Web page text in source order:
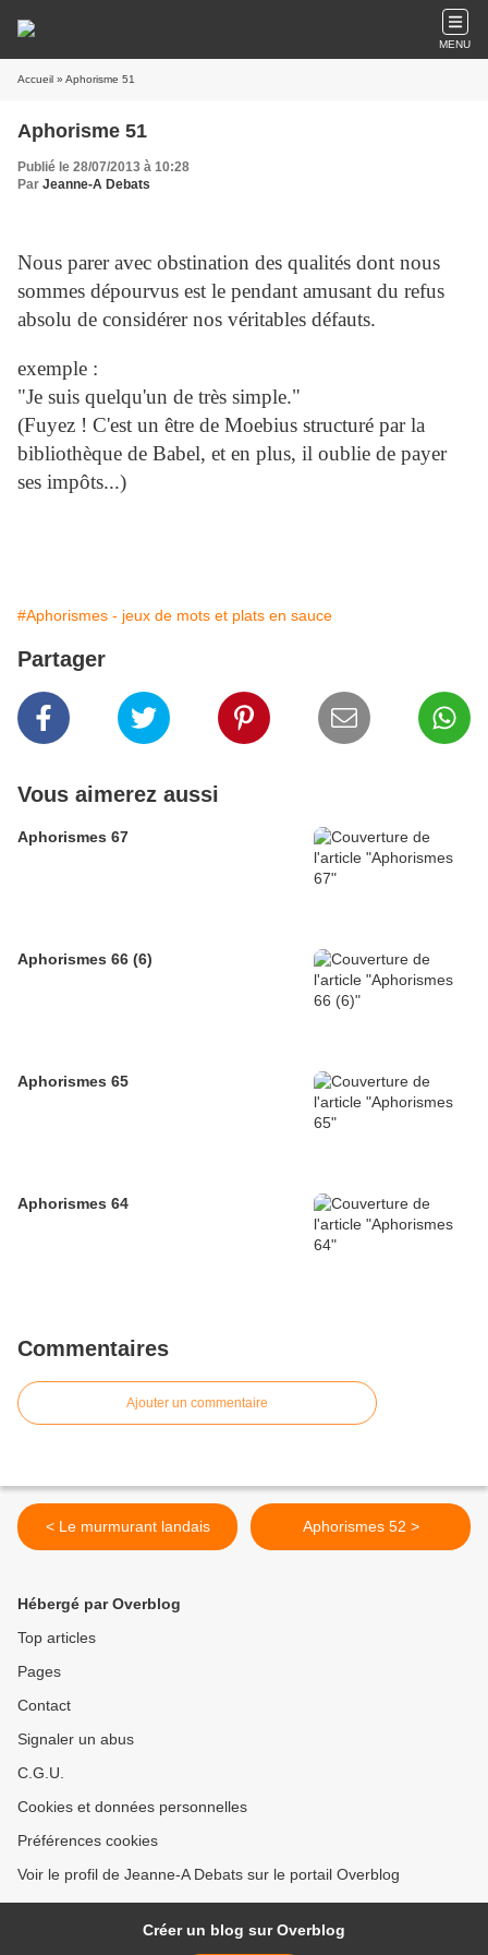
MENU
Accueil » Aphorisme 51
Aphorisme 51
Publié le 28/07/2013 à 10:28
Par Jeanne-A Debats
Nous parer avec obstination des qualités dont nous
sommes dépourvus est le pendant amusant du refus
absolu de considérer nos véritables défauts.
exemple :
"Je suis quelqu'un de très simple."
(Fuyez ! C'est un être de Moebius structuré par la
bibliothèque de Babel, et en plus, il oublie de payer
ses impôts...)
#Aphorismes - jeux de mots et plats en sauce
Partager
Vous aimerez aussi
Aphorismes 67
Aphorismes 66 (6)
Aphorismes 65
Aphorismes 64
Commentaires
Ajouter un commentaire
< Le murmurant landais Aphorismes 52 >
Hébergé par Overblog
Top articles
Pages
Contact
Signaler un abus
C.G.U.
Cookies et données personnelles
Préférences cookies
Voir le profil de Jeanne-A Debats sur le portail Overblog
Créer un blog sur Overblog